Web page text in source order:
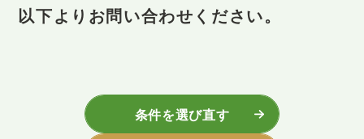
以下よりお問い合わせください。
条件を選び直す